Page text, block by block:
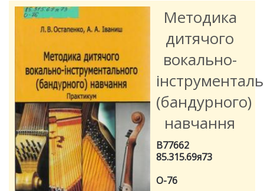
Методика
дитячого
вокально-
(бандурного)
навчання
В77662
85.315.69я73
О-76